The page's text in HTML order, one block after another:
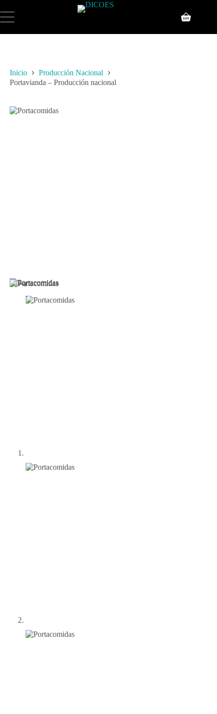
Inicio
Producción Nacional
Portavianda – Producción nacional